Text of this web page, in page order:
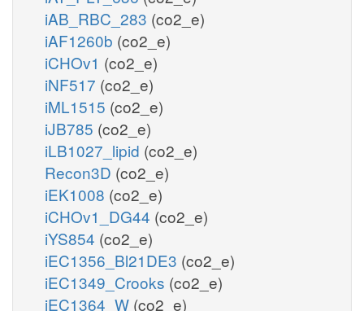
iAB_RBC_283 (co2_e)
iAF1260b (co2_e)
iCHOv1 (co2_e)
iNF517 (co2_e)
iML1515 (co2_e)
iJB785 (co2_e)
iLB1027_lipid (co2_e)
Recon3D (co2_e)
iEK1008 (co2_e)
iCHOv1_DG44 (co2_e)
iYS854 (co2_e)
iEC1356_Bl21DE3 (co2_e)
iEC1349_Crooks (co2_e)
iEC1364_W (co2_e)